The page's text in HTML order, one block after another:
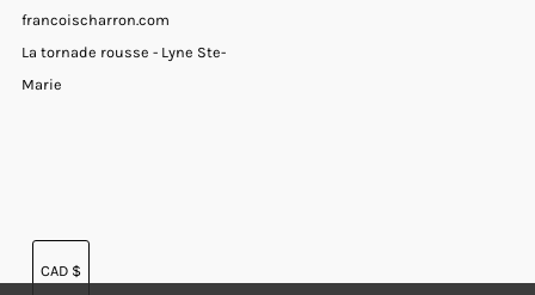
francoischarron.com
La tornade rousse - Lyne Ste-
Marie
Devise
CAD $